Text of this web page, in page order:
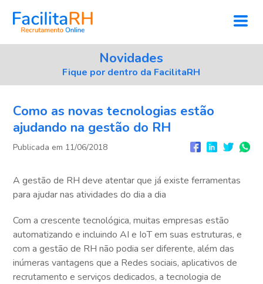
Novidades
Fique por dentro da FacilitaRH
Como as novas tecnologias estão
ajudando na gestão do RH
Publicada em 11/06/2018
A gestão de RH deve atentar que já existe ferramentas
para ajudar nas atividades do dia a dia
Com a crescente tecnológica, muitas empresas estão
automatizando e incluindo AI e IoT em suas estruturas, e
com a gestão de RH não podia ser diferente, além das
inúmeras vantagens que a Redes sociais, aplicativos de
recrutamento e serviços dedicados, a tecnologia de